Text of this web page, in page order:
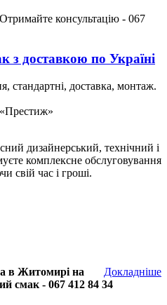
консультацію - 067
з доставкою по Україні
стандартні, доставка, монтаж.
«Престиж»
дизайнерський, технічний і
комплексне обслуговування
свій час і гроші.
Докладніше
в Житомирі на
смак - 067 412 84 34